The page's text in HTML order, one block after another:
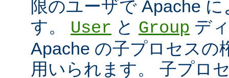
限のユーザで Apache
す。 User と Group デ
Apache の子プロセスの
用いられます。 子プロ